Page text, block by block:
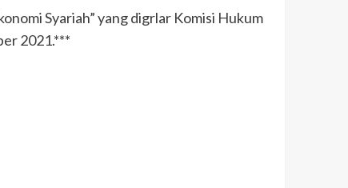
Syariah” yang digrlar Komisi Hukum
2021.***